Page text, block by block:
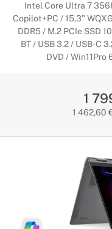
Intel Core Ultra 7
Copilot+PC / 15,3"
DDR5 / M.2 PCIe SSD
BT / USB 3.2 / USB-C
DVD /
1
1 462,60